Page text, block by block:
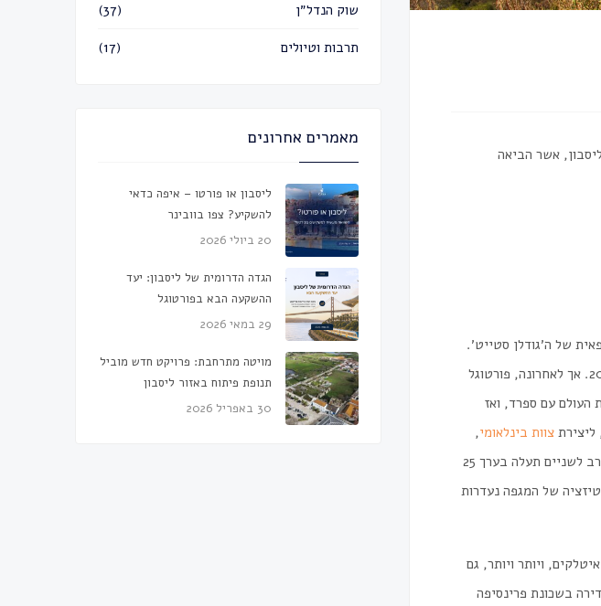
אשר הביאה
של ה׳גודלן סטייט׳.
אך לאחרונה, פורטוגל
העולם עם ספרד, ואז
ליצירת צוות בינלאומי,
לשניים תעלה בערך
של המגפה נעדרות
איטלקים, ויותר ויותר, גם
דירה בשכונת פרינסיפה
שוק הנדל״ן (37)
תרבות וטיולים (17)
מאמרים אחרונים
ליסבון או פורטו – איפה כדאי
להשקיע? צפו בוובינר
20 ביולי 2026
הגדה הדרומית של ליסבון: יעד
ההשקעה הבא בפורטוגל
29 במאי 2026
מויטה מתרחבת: פרויקט חדש מוביל
תנופת פיתוח באזור ליסבון
30 באפריל 2026